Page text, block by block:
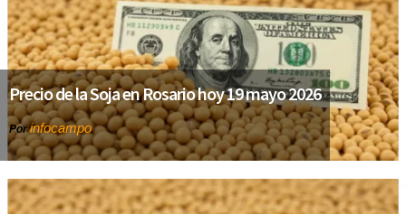
Precio de la Soja en Rosario hoy 19 mayo 2026
Porinfocampo